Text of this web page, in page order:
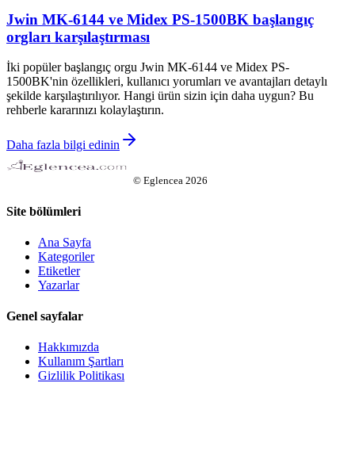
Jwin MK-6144 ve Midex PS-1500BK başlangıç
orgları karşılaştırması
İki popüler başlangıç orgu Jwin MK-6144 ve Midex PS-
1500BK'nin özellikleri, kullanıcı yorumları ve avantajları detaylı
şekilde karşılaştırılıyor. Hangi ürün sizin için daha uygun? Bu
rehberle kararınızı kolaylaştırın.
Daha fazla bilgi edinin
© Eglencea 2026
Site bölümleri
Ana Sayfa
Kategoriler
Etiketler
Yazarlar
Genel sayfalar
Hakkımızda
Kullanım Şartları
Gizlilik Politikası